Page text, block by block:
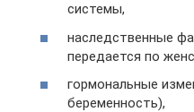
системы,
наследственные
передается по
гормональные
беременность),